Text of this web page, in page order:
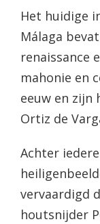
Het huidige
Málaga
renaissance
mahonie en
eeuw en zijn
Ortiz de
Achter
vervaardigd
houtsnijder